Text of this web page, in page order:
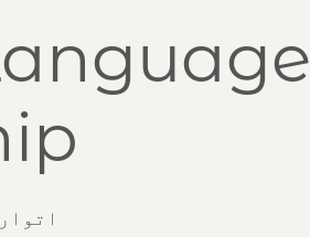
اتوار، 24